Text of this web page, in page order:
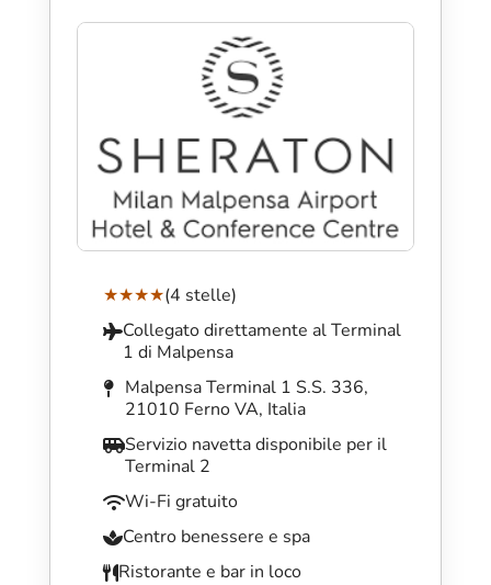
★★★★(4 stelle)
Collegato direttamente al Terminal
1 di Malpensa
Malpensa Terminal 1 S.S. 336,
21010 Ferno VA, Italia
Servizio navetta disponibile per il
Terminal 2
Wi-Fi gratuito
Centro benessere e spa
Ristorante e bar in loco